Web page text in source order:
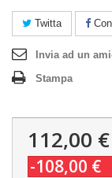
Twitta
Invia ad un
Stampa
112,00 €
-108,00 €